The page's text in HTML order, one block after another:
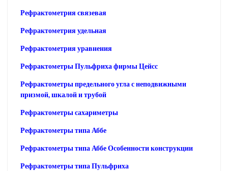
Рефрактометрия связевая
Рефрактометрия удельная
Рефрактометрия уравнения
Рефрактометры Пульфриха фирмы Цейсс
Рефрактометры предельного угла с неподвижными
призмой, шкалой и трубой
Рефрактометры сахариметры
Рефрактометры типа Аббе
Рефрактометры типа Аббе Особенности конструкции
Рефрактометры типа Пульфриха